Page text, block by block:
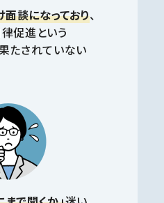
談になっており、
促進という
たされていない